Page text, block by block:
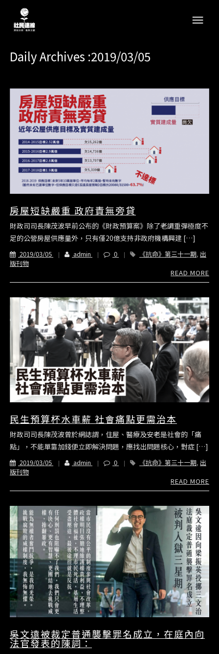
Daily Archives :2019/03/05
房屋短缺嚴重 政府責無旁貸
財政司司長陳茂波早前公布的《財政預算案》除了老調重彈極度不
足的公營房屋供應量外，只有僅20億支持非政府機構興建 […]
2019/03/05 admin 0 《抗命》第三十一期, 出
版刊物
READ MORE
民生預算杯水車薪 社會痛點更需治本
財政司司長陳茂波曾於網誌謂，住屋、醫療及安老是社會的「痛
點」，不能單靠加錢便立即解決問題，應找出問題核心，對症 […]
2019/03/05 admin 0 《抗命》第三十一期, 出
版刊物
READ MORE
吳文遠被裁定普通襲擊罪名成立，在庭內向
法官發表的陳詞：